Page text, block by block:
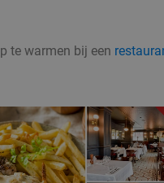
te warmen bij een